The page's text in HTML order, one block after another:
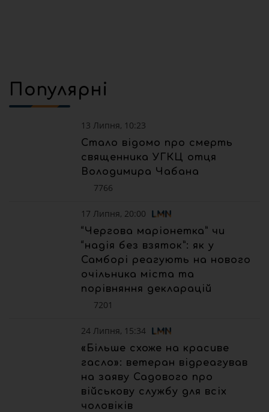
Популярні
13 Липня, 10:23
Стало відомо про смерть
священника УГКЦ отця
Володимира Чабана
7766
17 Липня, 20:00
“Чергова маріонетка” чи
“надія без взяток”: як у
Самборі реагують на нового
очільника міста та
порівняння декларацій
7201
24 Липня, 15:34
«Більше схоже на красиве
гасло»: ветеран відреагував
на заяву Садового про
військову службу для всіх
чоловіків